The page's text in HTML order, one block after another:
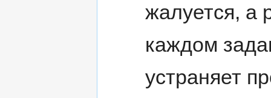
жалуется, а
каждом
устраняет